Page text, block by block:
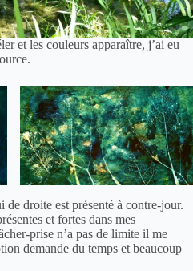
et les couleurs apparaître, j’ai eu
de droite est présenté à contre-jour.
et fortes dans mes
prise n’a pas de limite il me
demande du temps et beaucoup